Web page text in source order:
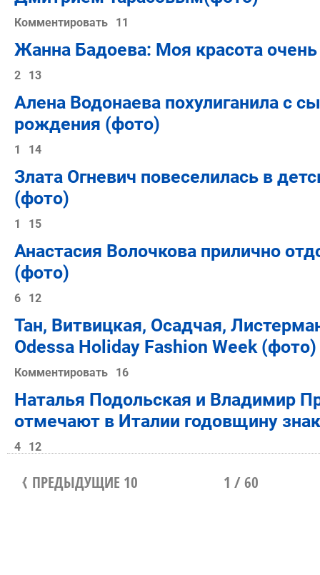
Комментировать 11
Жанна Бадоева: Моя красота очень
2 13
Алена Водонаева похулиганила с
рождения (фото)
1 14
Злата Огневич повеселилась в
(фото)
1 15
Анастасия Волочкова прилично
(фото)
6 12
Тан, Витвицкая, Осадчая,
Odessa Holiday Fashion Week (фото)
Комментировать 16
Наталья Подольская и Владимир
отмечают в Италии годовщину
4 12
ПРЕДЫДУЩИЕ 10 1 / 60